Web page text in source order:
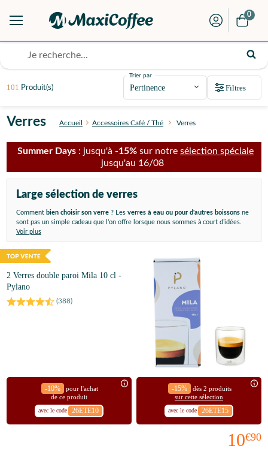
0
Verres Accueil Accessoires Café / Thé Verres
Summer Days : jusqu'à -15% sur notre sélection spéciale
jusqu'au 16/08
Large sélection de verres
Comment bien choisir son verre ? Les verres à eau ou pour d'autres boissons ne
sont pas un simple cadeau que l’on offre lorsque nous sommes à court d’idées.
Voir plus
101 Produit(s)
Trier par
Filtres
2 Verres double paroi Mila 10 cl -
Pylano
(388)
-10%
pour l'achat
de ce produit
avec le code 26ETE10
-15%
dès 2 produits
sur cette sélection
avec le code 26ETE15
10€90